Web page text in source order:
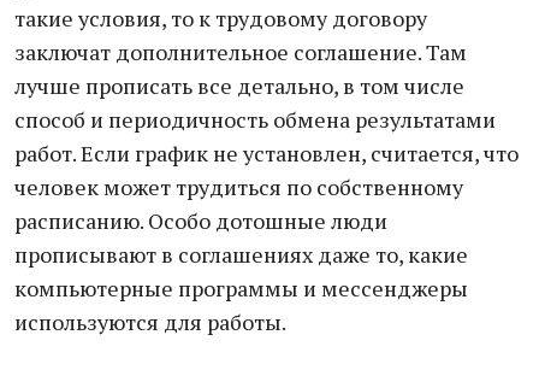
такие условия, то к трудовому договору
заключат дополнительное соглашение. Там
лучше прописать все детально, в том числе
способ и периодичность обмена результатами
работ. Если график не установлен, считается, что
человек может трудиться по собственному
расписанию. Особо дотошные люди
прописывают в соглашениях даже то, какие
компьютерные программы и мессенджеры
используются для работы.